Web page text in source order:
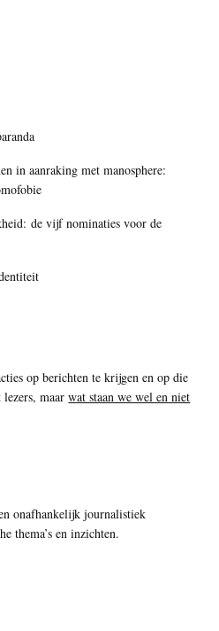
in aanraking met manosphere:
de vijf nominaties voor de
op berichten te krijgen en op die
lezers, maarwat staan we wel en niet
onafhankelijk journalistiek
thema’s en inzichten.